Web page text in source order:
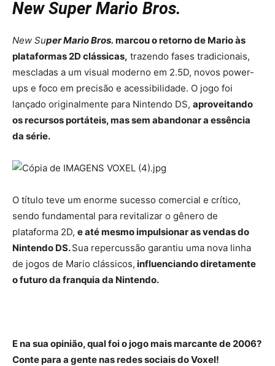
New Super Mario Bros.
New Super Mario Bros. marcou o retorno de Mario às
plataformas 2D clássicas, trazendo fases tradicionais,
mescladas a um visual moderno em 2.5D, novos power-
ups e foco em precisão e acessibilidade. O jogo foi
lançado originalmente para Nintendo DS, aproveitando
os recursos portáteis, mas sem abandonar a essência
da série.
O título teve um enorme sucesso comercial e crítico,
sendo fundamental para revitalizar o gênero de
plataforma 2D, e até mesmo impulsionar as vendas do
Nintendo DS.Sua repercussão garantiu uma nova linha
de jogos de Mario clássicos, influenciando diretamente
o futuro da franquia da Nintendo.
E na sua opinião, qual foi o jogo mais marcante de 2006?
Conte para a gente nas redes sociais do Voxel!